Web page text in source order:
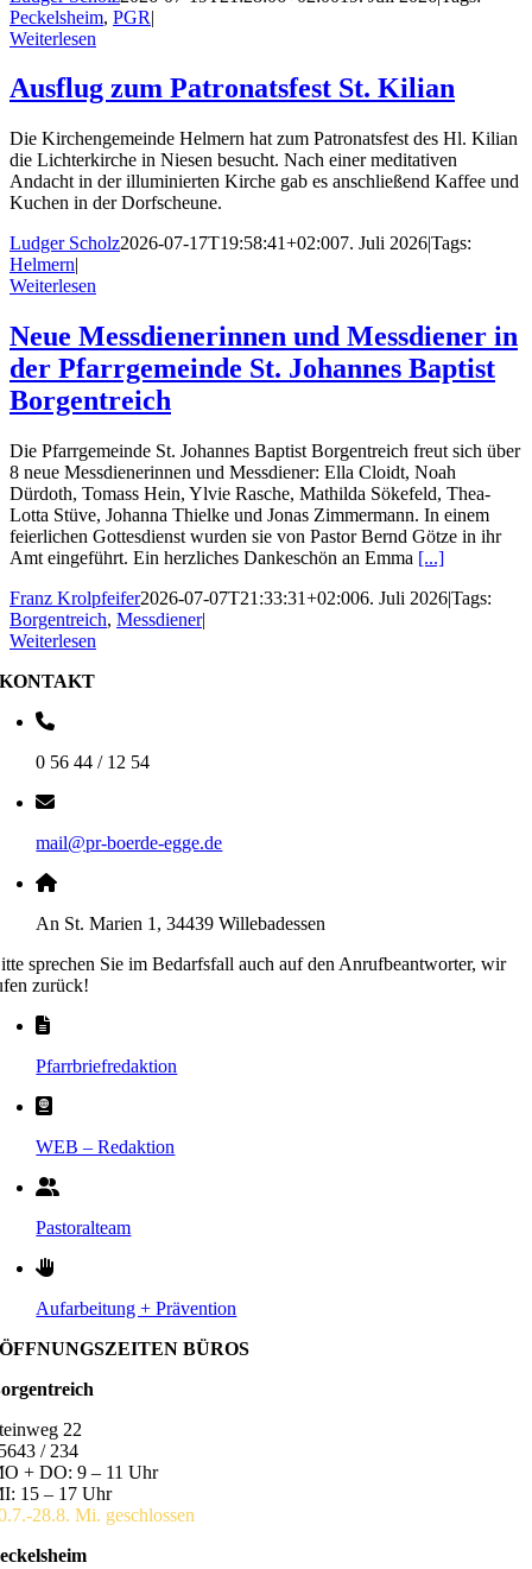
Peckelsheim, PGR|
Weiterlesen
Ausflug zum Patronatsfest St. Kilian
Die Kirchengemeinde Helmern hat zum Patronatsfest des Hl. Kilian
die Lichterkirche in Niesen besucht. Nach einer meditativen
Andacht in der illuminierten Kirche gab es anschließend Kaffee und
Kuchen in der Dorfscheune.
Ludger Scholz2026-07-17T19:58:41+02:007. Juli 2026|Tags:
Helmern|
Weiterlesen
Neue Messdienerinnen und Messdiener in
der Pfarrgemeinde St. Johannes Baptist
Borgentreich
Die Pfarrgemeinde St. Johannes Baptist Borgentreich freut sich über
8 neue Messdienerinnen und Messdiener: Ella Cloidt, Noah
Dürdoth, Tomass Hein, Ylvie Rasche, Mathilda Sökefeld, Thea-
Lotta Stüve, Johanna Thielke und Jonas Zimmermann. In einem
feierlichen Gottesdienst wurden sie von Pastor Bernd Götze in ihr
Amt eingeführt. Ein herzliches Dankeschön an Emma [...]
Franz Krolpfeifer2026-07-07T21:33:31+02:006. Juli 2026|Tags:
Borgentreich, Messdiener|
Weiterlesen
KONTAKT
0 56 44 / 12 54
mail@pr-boerde-egge.de
An St. Marien 1, 34439 Willebadessen
sprechen Sie im Bedarfsfall auch auf den Anrufbeantworter, wir
zurück!
Pfarrbriefredaktion
WEB – Redaktion
Pastoralteam
Aufarbeitung + Prävention
ÖFFNUNGSZEITEN BÜROS
22
/ 234
+ DO: 9 – 11 Uhr
15 – 17 Uhr
28.8. Mi. geschlossen